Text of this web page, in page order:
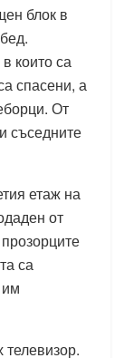
блок в
които са
спасени, а
От
съседните
етаж на
от
са
телевизор.